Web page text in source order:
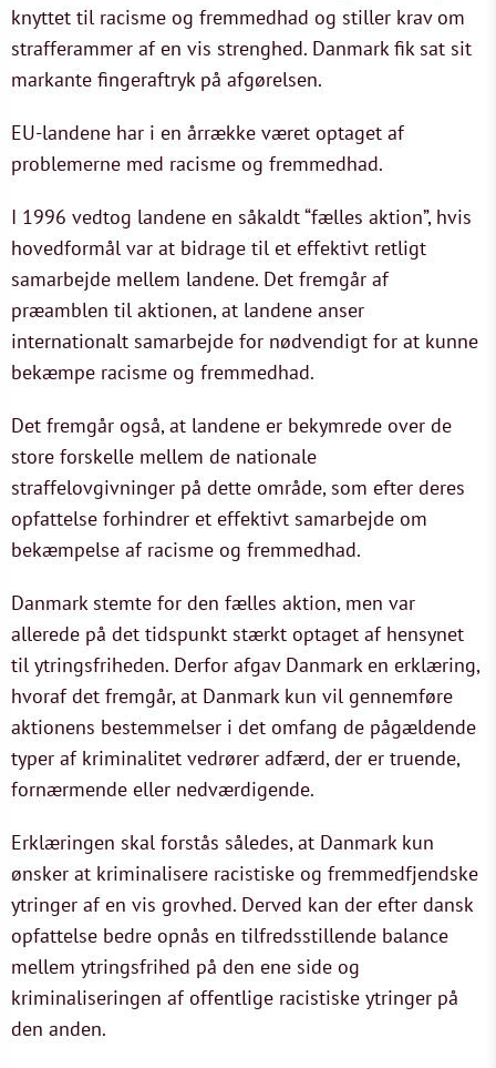
knyttet til racisme og fremmedhad og stiller krav om
strafferammer af en vis strenghed. Danmark fik sat sit
markante fingeraftryk på afgørelsen.
EU-landene har i en årrække været optaget af
problemerne med racisme og fremmedhad.
I 1996 vedtog landene en såkaldt “fælles aktion”, hvis
hovedformål var at bidrage til et effektivt retligt
samarbejde mellem landene. Det fremgår af
præamblen til aktionen, at landene anser
internationalt samarbejde for nødvendigt for at kunne
bekæmpe racisme og fremmedhad.
Det fremgår også, at landene er bekymrede over de
store forskelle mellem de nationale
straffelovgivninger på dette område, som efter deres
opfattelse forhindrer et effektivt samarbejde om
bekæmpelse af racisme og fremmedhad.
Danmark stemte for den fælles aktion, men var
allerede på det tidspunkt stærkt optaget af hensynet
til ytringsfriheden. Derfor afgav Danmark en erklæring,
hvoraf det fremgår, at Danmark kun vil gennemføre
aktionens bestemmelser i det omfang de pågældende
typer af kriminalitet vedrører adfærd, der er truende,
fornærmende eller nedværdigende.
Erklæringen skal forstås således, at Danmark kun
ønsker at kriminalisere racistiske og fremmedfjendske
ytringer af en vis grovhed. Derved kan der efter dansk
opfattelse bedre opnås en tilfredsstillende balance
mellem ytringsfrihed på den ene side og
kriminaliseringen af offentlige racistiske ytringer på
den anden.